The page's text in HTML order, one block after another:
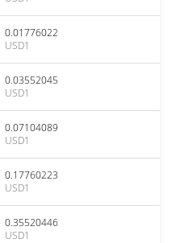
0.01776022
USD1
0.03552045
USD1
0.07104089
USD1
0.17760223
USD1
0.35520446
USD1